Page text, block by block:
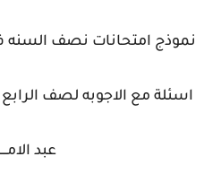
نموذج امتحانات نصف السنه
اسئلة مع الاجوبه لصف الرابع
عبد